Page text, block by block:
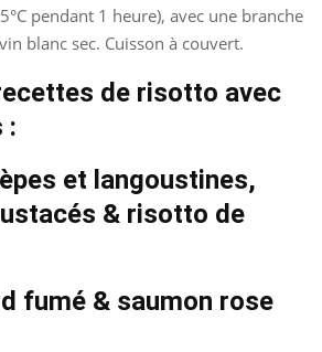
pendant 1 heure), avec une branche
blanc sec. Cuisson à couvert.
de risotto avec
:
et langoustines,
& risotto de
fumé & saumon rose